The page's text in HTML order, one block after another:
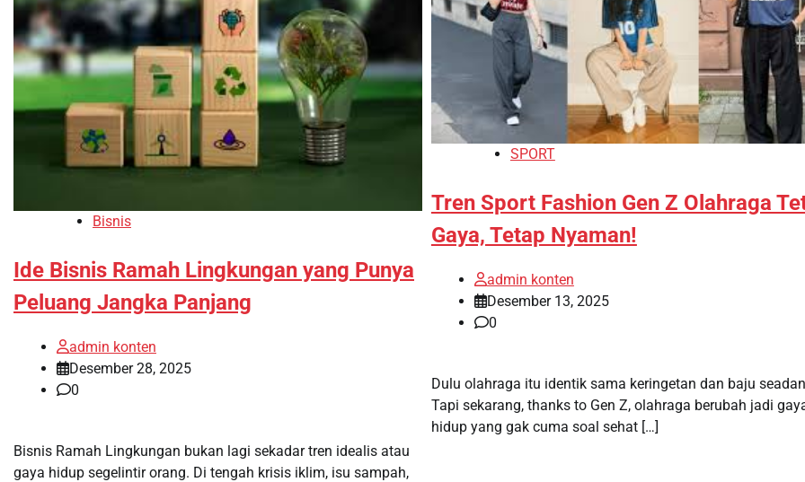
Bisnis
Ide Bisnis Ramah Lingkungan yang Punya
Peluang Jangka Panjang
admin konten
Desember 28, 2025
0
Bisnis Ramah Lingkungan bukan lagi sekadar tren idealis atau
gaya hidup segelintir orang. Di tengah krisis iklim, isu sampah,
SPORT
Tren Sport Fashion Gen Z Olahraga
Gaya, Tetap Nyaman!
admin konten
Desember 13, 2025
0
Dulu olahraga itu identik sama keringetan dan baju
Tapi sekarang, thanks to Gen Z, olahraga berubah jadi
hidup yang gak cuma soal sehat […]